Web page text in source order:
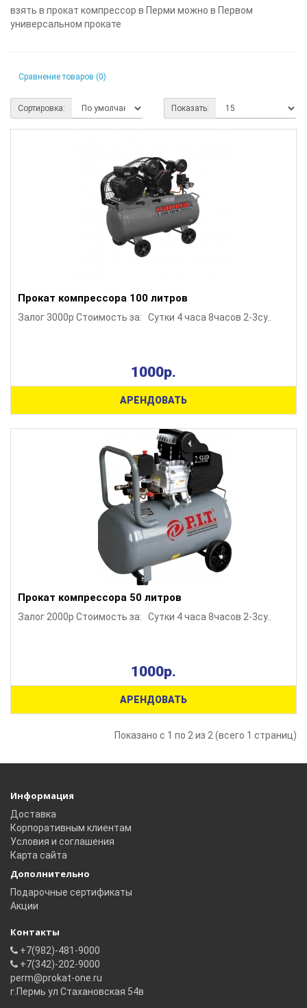
взять в прокат компрессор в Перми можно в Первом
универсальном прокате
Сравнение товаров (0)
Сортировка: Показать:
Прокат компрессора 100 литров
Залог 3000р Стоимость за: Сутки 4 часа 8часов 2-3су..
1000р.
АРЕНДОВАТЬ
Прокат компрессора 50 литров
Залог 2000р Стоимость за: Сутки 4 часа 8часов 2-3су..
1000р.
АРЕНДОВАТЬ
Показано с 1 по 2 из 2 (всего 1 страниц)
Информация
Доставка
Корпоративным клиентам
Условия и соглашения
Карта сайта
Дополнительно
Подарочные сертификаты
Акции
Контакты
+7(982)-481-9000
+7(342)-202-9000
perm@prokat-one.ru
г.Пермь ул Стахановская 54в